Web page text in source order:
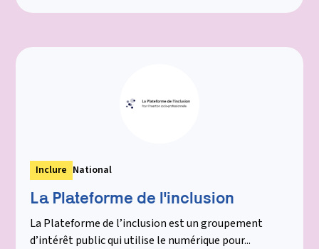
Inclure National
La Plateforme de l'inclusion
La Plateforme de l’inclusion est un groupement
d’intérêt public qui utilise le numérique pour...